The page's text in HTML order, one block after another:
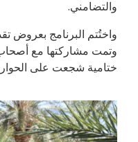
والتضامني.
واختُتم البرنامج بعروض
وتمت مشاركتها مع
ختامية شجعت على الحوار